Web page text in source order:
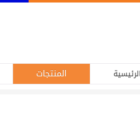
الرئيسية المنتجات